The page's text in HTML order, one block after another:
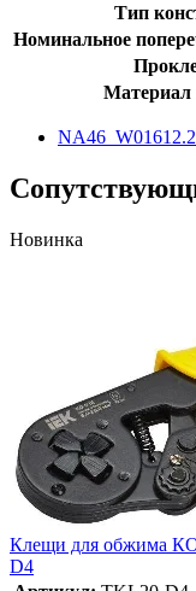
Тип
Номинальное
Материал
Новинка
Клещи для обжима
D4